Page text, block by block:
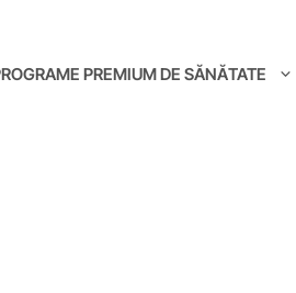
PREMIUM DE SĂNĂTATE